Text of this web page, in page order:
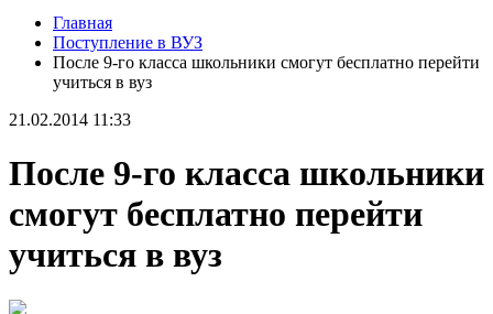
Главная
Поступление в ВУЗ
После 9-го класса школьники смогут бесплатно перейти
учиться в вуз
21.02.2014 11:33
После 9-го класса школьники
смогут бесплатно перейти
учиться в вуз